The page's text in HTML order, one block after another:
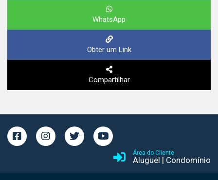
WhatsApp
Obter um Link
Compartilhar
Área do Cliente
Aluguel | Condomínio